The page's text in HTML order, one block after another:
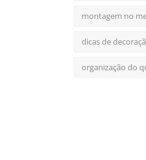
montagem no
dicas de
organização do